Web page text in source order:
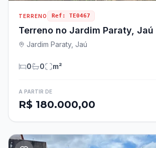
TERRENO Ref: TE0467
Terreno no Jardim Paraty, Jaú
Jardim Paraty, Jaú
0 0 m²
A PARTIR DE
R$ 180.000,00